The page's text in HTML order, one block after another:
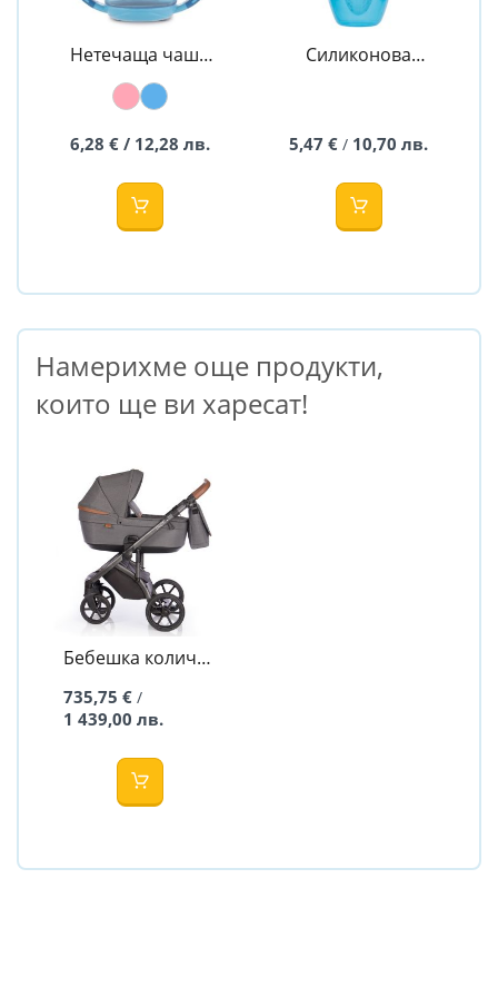
Нетечаща чаша
9+ CANPOL
6,28 € / 12,28 лв.
Силиконова
5,47 € / 10,70 лв.
Намерихме още продукти,
които ще ви харесат!
Бебешка количка
BLACK DOTS -
ROAN
735,75 € /
1 439,00 лв.